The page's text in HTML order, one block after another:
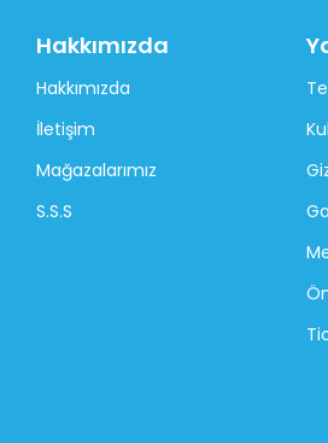
Hakkımızda
Hakkımızda
İletişim
Mağazalarımız
S.S.S